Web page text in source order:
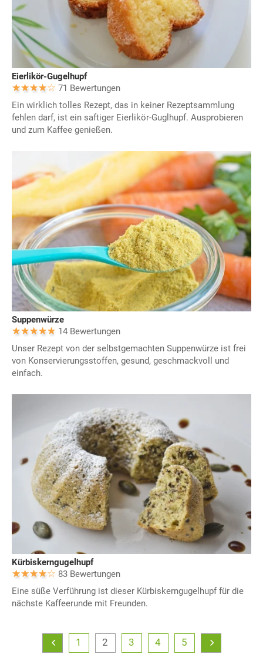
Eierlikör-Gugelhupf
71 Bewertungen
Ein wirklich tolles Rezept, das in keiner Rezeptsammlung
fehlen darf, ist ein saftiger Eierlikör-Guglhupf. Ausprobieren
und zum Kaffee genießen.
Suppenwürze
14 Bewertungen
Unser Rezept von der selbstgemachten Suppenwürze ist frei
von Konservierungsstoffen, gesund, geschmackvoll und
einfach.
Kürbiskerngugelhupf
83 Bewertungen
Eine süße Verführung ist dieser Kürbiskerngugelhupf für die
nächste Kaffeerunde mit Freunden.
1 2 3 4 5